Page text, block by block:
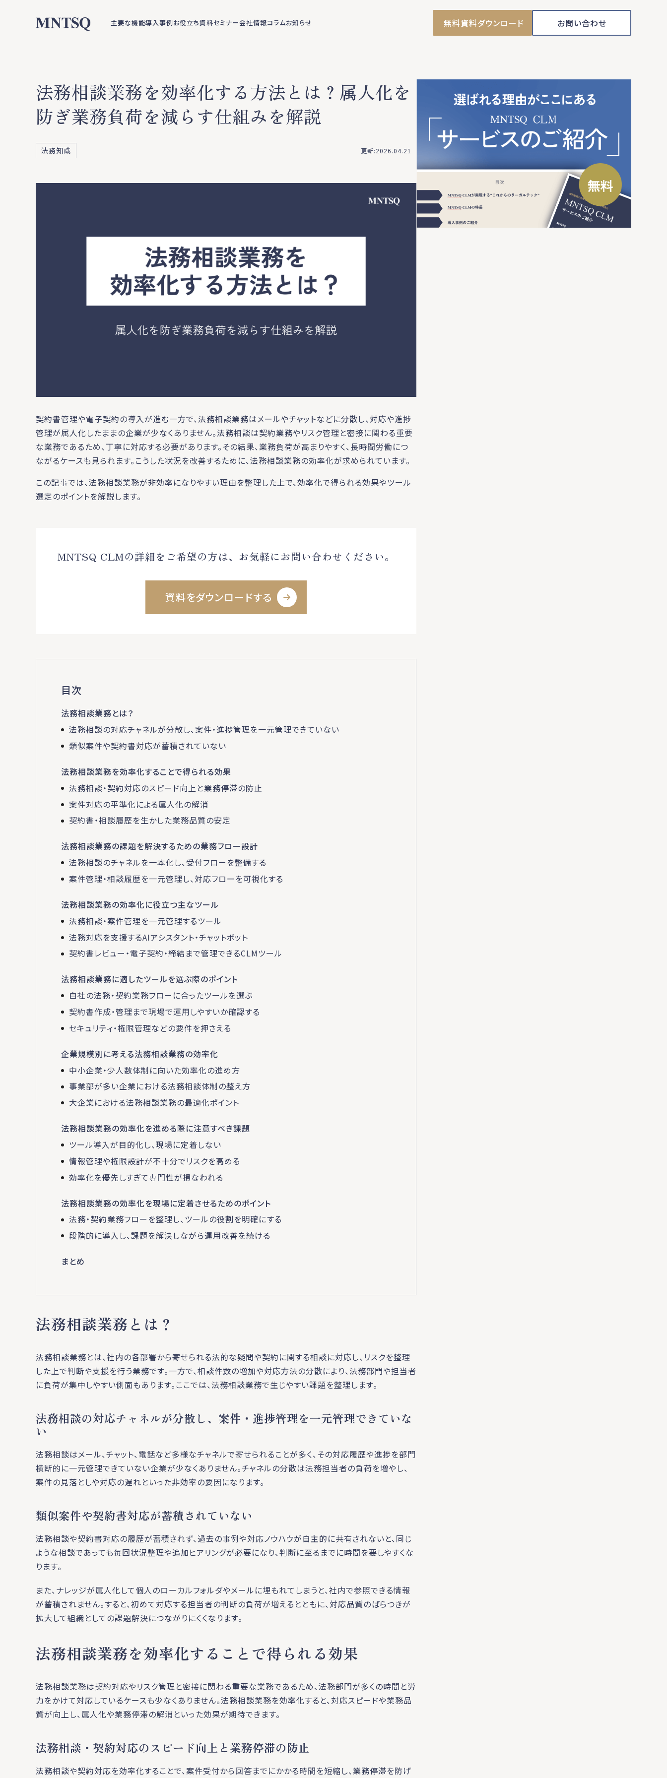
主要な機能導入事例お役立ち資料セミナー会社情報コラムお知らせ 無料資料ダウンロード お問い合わせ
法務相談業務を効率化する方法とは？属人化を
防ぎ業務負荷を減らす仕組みを解説
法務知識 更新:2026.04.21
契約書管理や電子契約の導入が進む一方で、法務相談業務はメールやチャットなどに分散し、対応や進捗
管理が属人化したままの企業が少なくありません。法務相談は契約業務やリスク管理と密接に関わる重要
な業務であるため、丁寧に対応する必要があります。その結果、業務負荷が高まりやすく、長時間労働につ
ながるケースも見られます。こうした状況を改善するために、法務相談業務の効率化が求められています。
この記事では、法務相談業務が非効率になりやすい理由を整理した上で、効率化で得られる効果やツール
選定のポイントを解説します。
MNTSQ CLMの詳細をご希望の方は、お気軽にお問い合わせください。
資料をダウンロードする
目次
法務相談業務とは？
法務相談の対応チャネルが分散し、案件・進捗管理を一元管理できていない
類似案件や契約書対応が蓄積されていない
法務相談業務を効率化することで得られる効果
法務相談・契約対応のスピード向上と業務停滞の防止
案件対応の平準化による属人化の解消
契約書・相談履歴を生かした業務品質の安定
法務相談業務の課題を解決するための業務フロー設計
法務相談のチャネルを一本化し、受付フローを整備する
案件管理・相談履歴を一元管理し、対応フローを可視化する
法務相談業務の効率化に役立つ主なツール
法務相談・案件管理を一元管理するツール
法務対応を支援するAIアシスタント・チャットボット
契約書レビュー・電子契約・締結まで管理できるCLMツール
法務相談業務に適したツールを選ぶ際のポイント
自社の法務・契約業務フローに合ったツールを選ぶ
契約書作成・管理まで現場で運用しやすいか確認する
セキュリティ・権限管理などの要件を押さえる
企業規模別に考える法務相談業務の効率化
中小企業・少人数体制に向いた効率化の進め方
事業部が多い企業における法務相談体制の整え方
大企業における法務相談業務の最適化ポイント
法務相談業務の効率化を進める際に注意すべき課題
ツール導入が目的化し、現場に定着しない
情報管理や権限設計が不十分でリスクを高める
効率化を優先しすぎて専門性が損なわれる
法務相談業務の効率化を現場に定着させるためのポイント
法務・契約業務フローを整理し、ツールの役割を明確にする
段階的に導入し、課題を解決しながら運用改善を続ける
まとめ
法務相談業務とは？
法務相談業務とは、社内の各部署から寄せられる法的な疑問や契約に関する相談に対応し、リスクを整理
した上で判断や支援を行う業務です。一方で、相談件数の増加や対応方法の分散により、法務部門や担当者
に負荷が集中しやすい側面もあります。ここでは、法務相談業務で生じやすい課題を整理します。
法務相談の対応チャネルが分散し、案件・進捗管理を一元管理できていな
い
法務相談はメール、チャット、電話など多様なチャネルで寄せられることが多く、その対応履歴や進捗を部門
横断的に一元管理できていない企業が少なくありません。チャネルの分散は法務担当者の負荷を増やし、
案件の見落としや対応の遅れといった非効率の要因になります。
類似案件や契約書対応が蓄積されていない
法務相談や契約書対応の履歴が蓄積されず、過去の事例や対応ノウハウが自主的に共有されないと、同じ
ような相談であっても毎回状況整理や追加ヒアリングが必要になり、判断に至るまでに時間を要しやすくな
ります。
また、ナレッジが属人化して個人のローカルフォルダやメールに埋もれてしまうと、社内で参照できる情報
が蓄積されません。すると、初めて対応する担当者の判断の負荷が増えるとともに、対応品質のばらつきが
拡大して組織としての課題解決につながりにくくなります。
法務相談業務を効率化することで得られる効果
法務相談業務は契約対応やリスク管理と密接に関わる重要な業務であるため、法務部門が多くの時間と労
力をかけて対応しているケースも少なくありません。法務相談業務を効率化すると、対応スピードや業務品
質が向上し、属人化や業務停滞の解消といった効果が期待できます。
法務相談・契約対応のスピード向上と業務停滞の防止
法務相談や契約対応を効率化することで、案件受付から回答までにかかる時間を短縮し、業務停滞を防げ